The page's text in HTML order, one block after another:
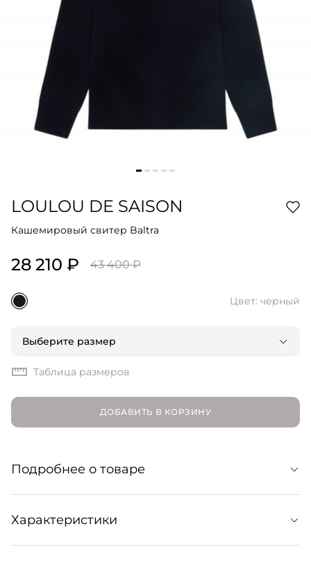
LOULOU DE SAISON
Кашемировый свитер Baltra
28 210 ₽ 43 400 ₽
Цвет: черный
Выберите размер
Таблица размеров
ДОБАВИТЬ В КОРЗИНУ
Подробнее о товаре
Свитер из мягкого и теплого кашемира. Свободный
силуэт делает модель особенно уютной, а лаконичный
Характеристики